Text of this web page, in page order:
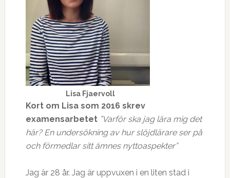
Lisa Fjaervoll
Kort om Lisa som 2016 skrev
examensarbetet ”Varför ska jag lära mig det
här? En undersökning av hur slöjdlärare ser på
och förmedlar sitt ämnes nyttoaspekter”
Jag är 28 år. Jag är uppvuxen i en liten stad i